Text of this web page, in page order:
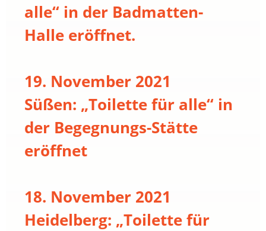
alle“ in der Badmatten-
Halle eröffnet.
19. November 2021
Süßen: „Toilette für alle“ in
der Begegnungs-Stätte
eröffnet
18. November 2021
Heidelberg: „Toilette für